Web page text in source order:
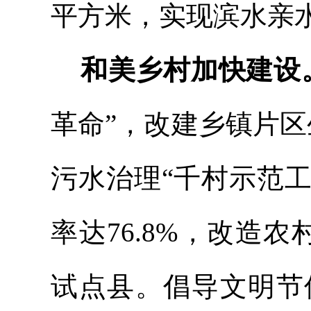
平方米，实现滨水亲
和美乡村加快建设
革命”，改建乡镇片
污水治理“千村示范
率达76.8%，改造农
试点县。倡导文明